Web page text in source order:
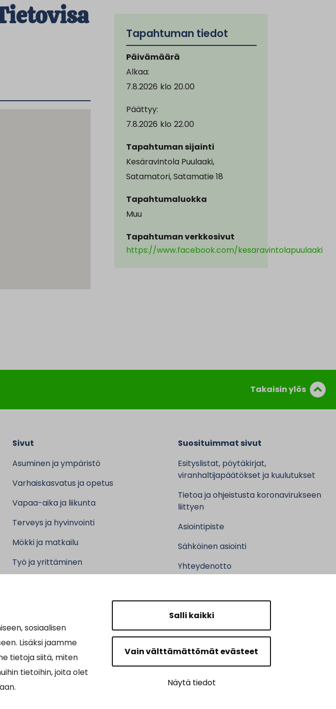
sosiaalisen
Lisäksi jaamme
tietoja siitä, miten
tietoihin, joita olet
Salli kaikki
Vain välttämättömät evästeet
Näytä tiedot
Tapahtuman tiedot
Päivämäärä
Alkaa:
7.8.2026 klo 20.00
Päättyy:
7.8.2026 klo 22.00
Tapahtuman sijainti
Kesäravintola Puulaaki,
Satamatori, Satamatie 18
Tapahtumaluokka
Muu
Tapahtuman verkkosivut
https://www.facebook.com/kesaravintolapuulaaki
Takaisin ylös
Sivut
Asuminen ja ympäristö
Varhaiskasvatus ja opetus
Vapaa-aika ja liikunta
Terveys ja hyvinvointi
Mökki ja matkailu
Työ ja yrittäminen
Suosituimmat sivut
Esityslistat, pöytäkirjat,
viranhaltijapäätökset ja kuulutukset
Tietoa ja ohjeistusta koronavirukseen
liittyen
Asiointipiste
Sähköinen asiointi
Yhteydenotto
Ruokalistat